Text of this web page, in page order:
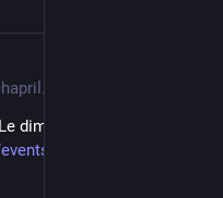
dimanche 31 mai 2026 de
35152